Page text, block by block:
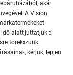
akár
A Vision
idő alatt juttatjuk el
törekszünk.
kérjük, lépjen